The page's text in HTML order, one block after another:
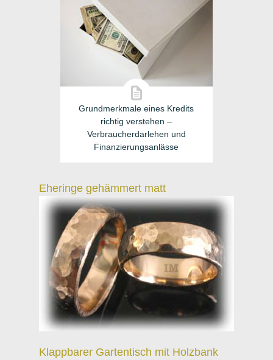
Grundmerkmale eines Kredits
richtig verstehen –
Verbraucherdarlehen und
Finanzierungsanlässe
Eheringe gehämmert matt
Klappbarer Gartentisch mit Holzbank